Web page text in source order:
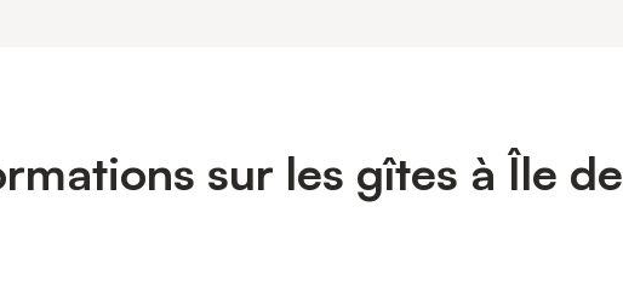
sur les gîtes à Île de